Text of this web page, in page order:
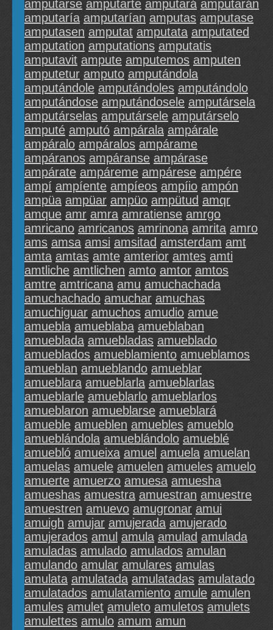
amputarse amputarte amputará amputarán
amputaría amputarían amputas amputase
amputasen amputat amputata amputated
amputation amputations amputatis
amputavit ampute amputemos amputen
amputetur amputo amputándola
amputándole amputándoles amputándolo
amputándose amputándosele amputársela
amputárselas amputársele amputárselo
amputé amputó ampárala ampárale
ampáralo ampáralos ampárame
ampáranos ampáranse ampárase
ampárate ampáreme ampárese ampére
ampí ampíente ampíeos ampíio ampón
ampüa ampüar ampüo ampütud amqr
amque amr amra amratiense amrgo
amricano amricanos amrinona amrita amro
ams amsa amsi amsitad amsterdam amt
amta amtas amte amterior amtes amti
amtliche amtlichen amto amtor amtos
amtre amtricana amu amuchachada
amuchachado amuchar amuchas
amuchiguar amuchos amudio amue
amuebla amueblaba amueblaban
amueblada amuebladas amueblado
amueblados amueblamiento amueblamos
amueblan amueblando amueblar
amueblara amueblarla amueblarlas
amueblarle amueblarlo amueblarlos
amueblaron amueblarse amueblará
amueble amueblen amuebles amueblo
amueblándola amueblándolo amueblé
amuebló amueixa amuel amuela amuelan
amuelas amuele amuelen amueles amuelo
amuerte amuerzo amuesa amuesha
amueshas amuestra amuestran amuestre
amuestren amuevo amugronar amui
amuigh amujar amujerada amujerado
amujerados amul amula amulad amulada
amuladas amulado amulados amulan
amulando amular amulares amulas
amulata amulatada amulatadas amulatado
amulatados amulatamiento amule amulen
amules amulet amuleto amuletos amulets
amulettes amulo amum amun